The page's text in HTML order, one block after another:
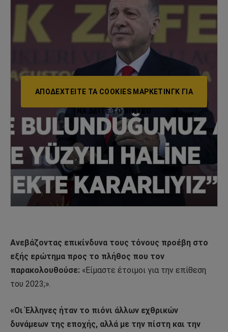
ΑΠΟΔΕΧΤΕΊΤΕ ΤΑ COOKIES ΜΆΡΚΕΤΙΝΓΚ ΓΙΑ
ΝΑ ΔΕΊΤΕ ΤΟ ΒΙΝΤΕΟ
Ανεβάζοντας επικίνδυνα τους τόνους προέβη στο
εξής ερώτημα προς το πλήθος που τον
παρακολουθούσε: «Είμαστε έτοιμοι για την επίθεση
του 2023;».
«Οι Έλληνες ήταν το πιόνι άλλων εχθρικών
δυνάμεων της εποχής, αλλά με την πίστη και την